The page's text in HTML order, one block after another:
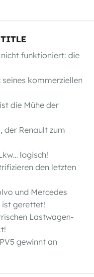
funktioniert: die
kommerziellen
die Mühe der
der Renault zum
logisch!
den letzten
und Mercedes
ist gerettet!
Lastwagen-
gewinnt an